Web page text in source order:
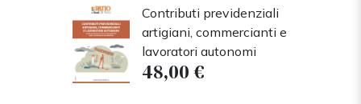
Contributi previdenziali
artigiani, commercianti e
lavoratori autonomi
48,00 €